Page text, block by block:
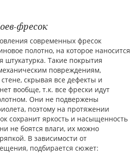
фресок
современных фресок
полотно, на которое наносится
штукатурка. Такие покрытия
повреждениям,
скрывая все дефекты и
вообще, т.к. все фрески идут
Они не подвержены
поэтому на протяжении
сохранит яркость и насыщенность
не боятся влаги, их можно
В зависимости от
подбирается сюжет: